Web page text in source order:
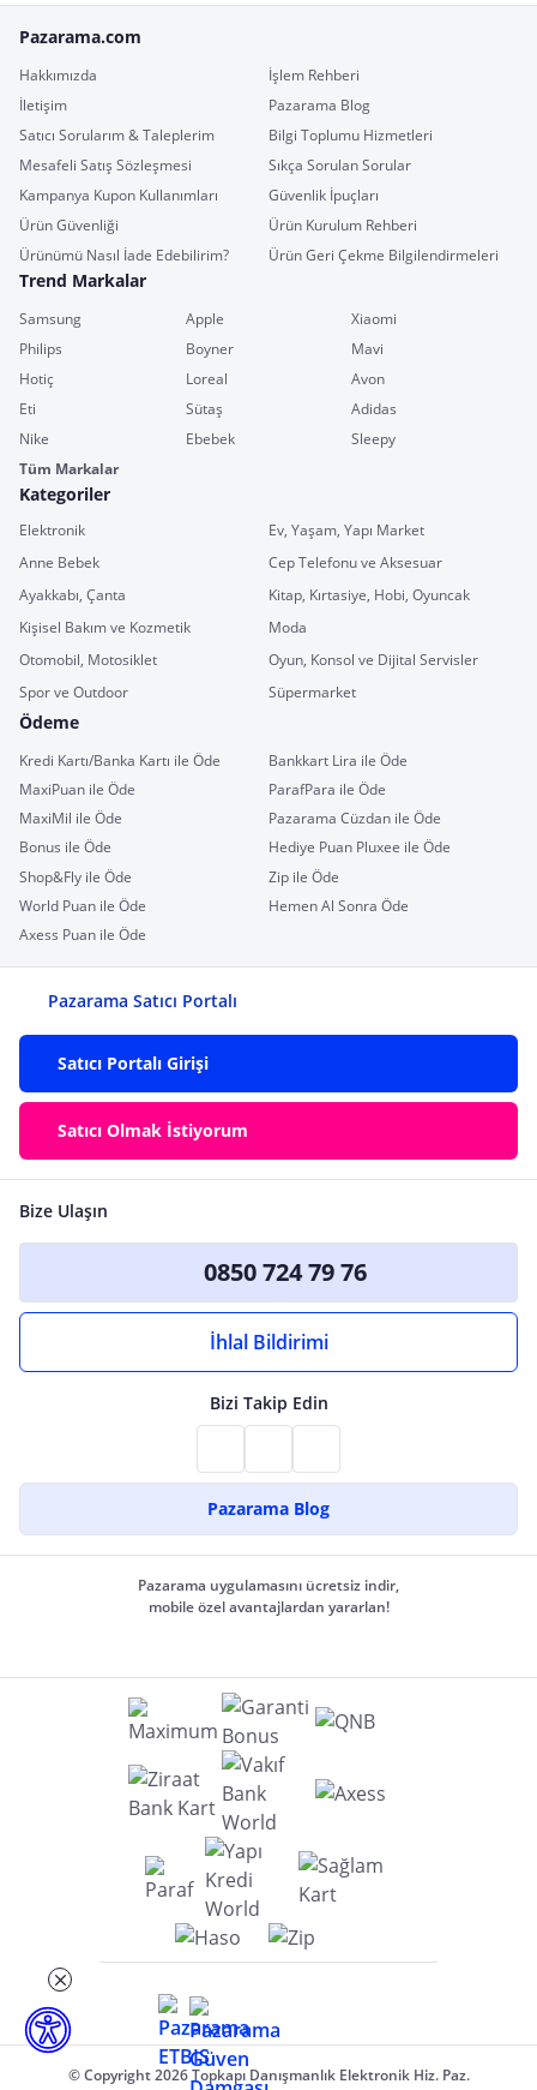
Pazarama.com
Hakkımızda
İşlem Rehberi
İletişim
Pazarama Blog
Satıcı Sorularım & Taleplerim
Bilgi Toplumu Hizmetleri
Mesafeli Satış Sözleşmesi
Sıkça Sorulan Sorular
Kampanya Kupon Kullanımları
Güvenlik İpuçları
Ürün Güvenliği
Ürün Kurulum Rehberi
Ürünümü Nasıl İade Edebilirim?
Ürün Geri Çekme Bilgilendirmeleri
Trend Markalar
Samsung Apple
Xiaomi
Philips
Boyner
Mavi
Hotiç
Loreal
Avon
Eti
Sütaş
Adidas
Nike
Ebebek
Sleepy
Tüm Markalar
Kategoriler
Elektronik
Ev, Yaşam, Yapı Market
Anne Bebek
Cep Telefonu ve Aksesuar
Ayakkabı, Çanta
Kitap, Kırtasiye, Hobi, Oyuncak
Kişisel Bakım ve Kozmetik
Moda
Otomobil, Motosiklet
Oyun, Konsol ve Dijital Servisler
Spor ve Outdoor
Süpermarket
Ödeme
Kredi Kartı/Banka Kartı ile Öde
Bankkart Lira ile Öde
MaxiPuan ile Öde
ParafPara ile Öde
MaxiMil ile Öde
Pazarama Cüzdan ile Öde
Bonus ile Öde
Hediye Puan Pluxee ile Öde
Shop&Fly ile Öde
Zip ile Öde
World Puan ile Öde
Hemen Al Sonra Öde
Axess Puan ile Öde
Pazarama Satıcı Portalı
Satıcı Portalı Girişi
Satıcı Olmak İstiyorum
Bize Ulaşın
0850 724 79 76
İhlal Bildirimi
Bizi Takip Edin
Pazarama Blog
Pazarama uygulamasını ücretsiz indir,
mobile özel avantajlardan yararlan!
© Copyright 2026 Topkapı Danışmanlık Elektronik Hiz. Paz.